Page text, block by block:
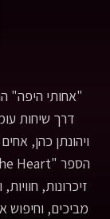
(2024),
Jon M. Chu,
David W.,
A definition
of community:
דיברנו על
travel-
- הפרק בו
"אחותי היפה"
דרך שיחות
ויהונתן כהן,
זיכרונות,
מביכים,